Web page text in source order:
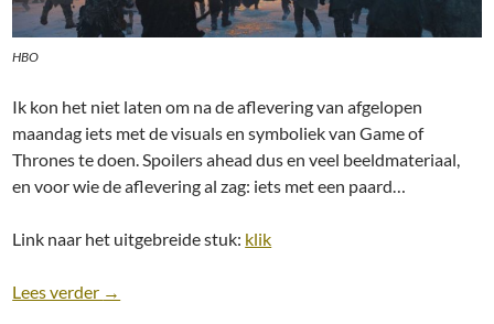
HBO
Ik kon het niet laten om na de aflevering van afgelopen
maandag iets met de visuals en symboliek van Game of
Thrones te doen. Spoilers ahead dus en veel beeldmateriaal,
en voor wie de aflevering al zag: iets met een paard…
Link naar het uitgebreide stuk: klik
Lees verder Lied van Ijs en Vuur: Visuele Associaties in Game of
→